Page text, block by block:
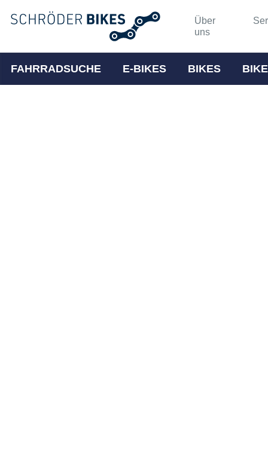
Über
uns
FAHRRADSUCHE E-BIKES BIKES